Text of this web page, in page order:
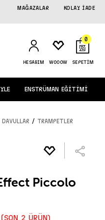
KOLAY İADE
MAĞAZALAR
HESABIM WOOOW
0
SEPETİM
ENSTRÜMAN EĞİTİMİ
/ TRAMPETLER
Piccolo
(Son 2 ürün)